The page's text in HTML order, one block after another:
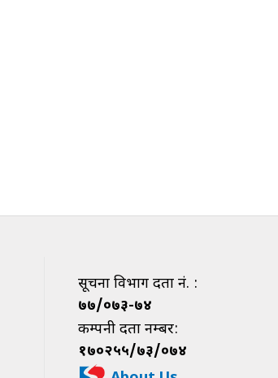
सूचना विभाग दर्ता नं. :
७७/०७३-७४
कम्पनी दर्ता नम्बर:
१७०२५५/७३/०७४